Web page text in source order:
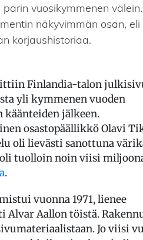
vuosikymmenen välein.
näkyvimmän osan, eli
korjaushistoriaa.
Finlandia-talon
yli kymmenen vuoden
jälkeen.
osastopäällikkö Olavi
oli lievästi sanottuna
tuolloin noin viisi
.
vuonna 1971, lienee
Aallon töistä.
Jo viisi